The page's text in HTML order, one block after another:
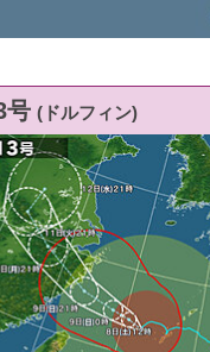
号 (ドルフィン)